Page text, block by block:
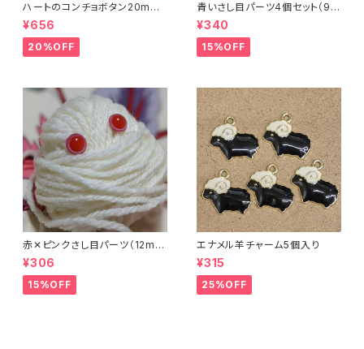
ハートのコンチョボタン20mm
（4個入り）
¥656
20%OFF
青いさし目パーツ4個セット（9m
m）（プラスチックドールアイ）
¥340
15%OFF
赤✕ピンクさし目パーツ（12m
m）（4個セット）
¥306
15%OFF
エナメル羊チャーム5個入り
¥315
25%OFF